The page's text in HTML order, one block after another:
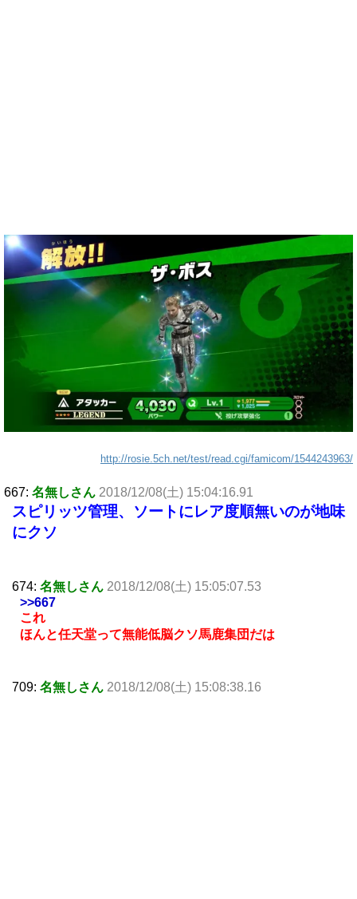
http://rosie.5ch.net/test/read.cgi/famicom/1544243963/
667: 名無しさん 2018/12/08(土) 15:04:16.91
スピリッツ管理、ソートにレア度順無いのが地味
にクソ
674: 名無しさん 2018/12/08(土) 15:05:07.53
>>667
これ
ほんと任天堂って無能低脳クソ馬鹿集団だは
709: 名無しさん 2018/12/08(土) 15:08:38.16